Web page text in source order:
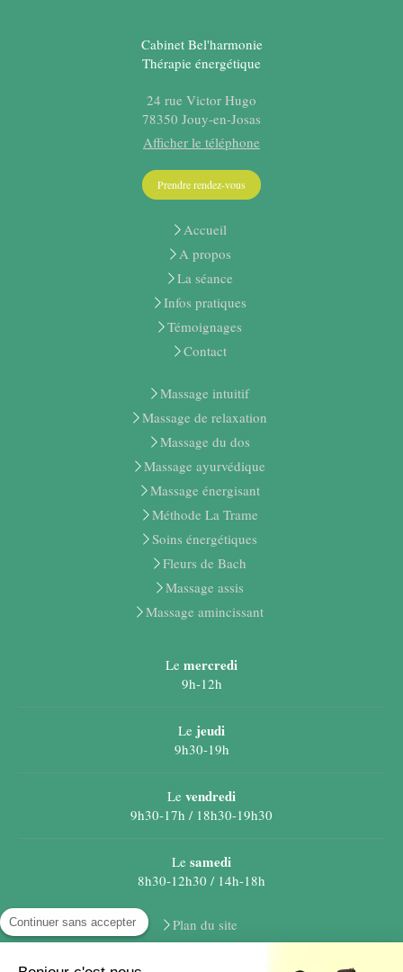
Cabinet Bel'harmonie
Thérapie énergétique
24 rue Victor Hugo
78350 Jouy-en-Josas
Afficher le téléphone
Prendre rendez-vous
Accueil
A propos
La séance
Infos pratiques
Témoignages
Contact
Massage intuitif
Massage de relaxation
Massage du dos
Massage ayurvédique
Massage énergisant
Méthode La Trame
Soins énergétiques
Fleurs de Bach
Massage assis
Massage amincissant
Le mercredi
9h-12h
Le jeudi
9h30-19h
Le vendredi
9h30-17h / 18h30-19h30
Le samedi
8h30-12h30 / 14h-18h
Plan du site
Continuer sans accepter